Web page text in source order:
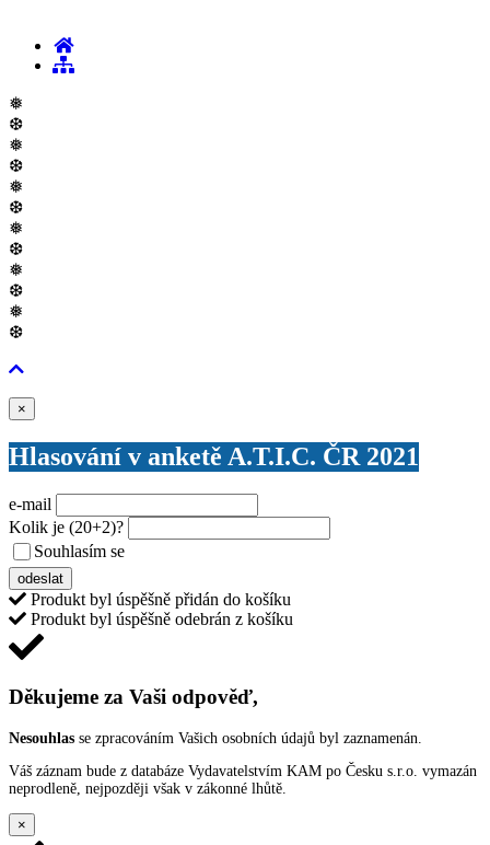
❅
❆
❅
❆
❅
❆
❅
❆
❅
❆
❅
❆
×
Hlasování v anketě A.T.I.C. ČR 2021
e-mail
Kolik je (20+2)?
Souhlasím se
odeslat
Produkt byl úspěšně přidán do košíku
Produkt byl úspěšně odebrán z košíku
Děkujeme za Vaši odpověď,
Nesouhlas se zpracováním Vašich osobních údajů byl zaznamenán.
Váš záznam bude z databáze Vydavatelstvím KAM po Česku s.r.o. vymazán
neprodleně, nejpozději však v zákonné lhůtě.
×